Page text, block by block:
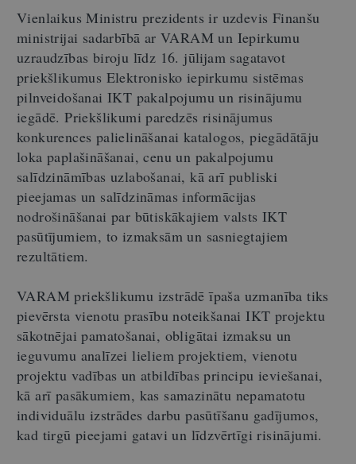
Vienlaikus Ministru prezidents ir uzdevis Finanšu
ministrijai sadarbībā ar VARAM un Iepirkumu
uzraudzības biroju līdz 16. jūlijam sagatavot
priekšlikumus Elektronisko iepirkumu sistēmas
pilnveidošanai IKT pakalpojumu un risinājumu
iegādē. Priekšlikumi paredzēs risinājumus
konkurences palielināšanai katalogos, piegādātāju
loka paplašināšanai, cenu un pakalpojumu
salīdzināmības uzlabošanai, kā arī publiski
pieejamas un salīdzināmas informācijas
nodrošināšanai par būtiskākajiem valsts IKT
pasūtījumiem, to izmaksām un sasniegtajiem
rezultātiem.
VARAM priekšlikumu izstrādē īpaša uzmanība tiks
pievērsta vienotu prasību noteikšanai IKT projektu
sākotnējai pamatošanai, obligātai izmaksu un
ieguvumu analīzei lieliem projektiem, vienotu
projektu vadības un atbildības principu ieviešanai,
kā arī pasākumiem, kas samazinātu nepamatotu
individuālu izstrādes darbu pasūtīšanu gadījumos,
kad tirgū pieejami gatavi un līdzvērtīgi risinājumi.